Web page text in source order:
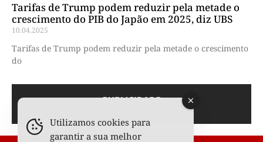
Tarifas de Trump podem reduzir pela metade o
crescimento do PIB do Japão em 2025, diz UBS
10.04.2025
Tarifas de Trump podem reduzir pela metade o crescimento
do
Utilizamos cookies para
garantir a sua melhor